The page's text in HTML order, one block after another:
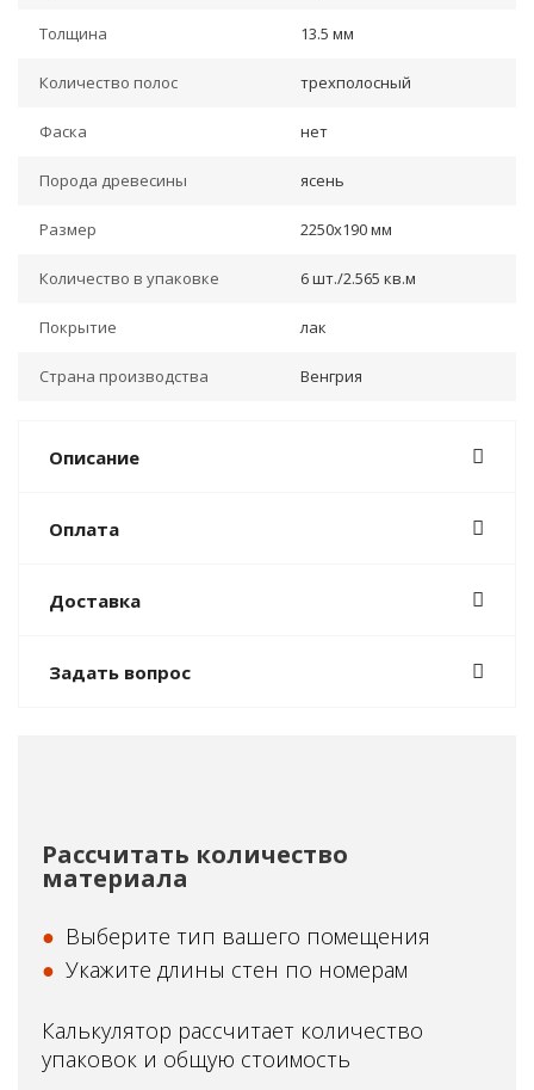
Толщина 13.5 мм
Количество полос трехполосный
Фаска нет
Порода древесины ясень
Размер 2250х190 мм
Количество в упаковке 6 шт./2.565 кв.м
Покрытие лак
Страна производства Венгрия
Описание
Оплата
Доставка
Задать вопрос
Рассчитать количество
материала
Выберите тип вашего помещения
Укажите длины стен по номерам
Калькулятор рассчитает количество
упаковок и общую стоимость